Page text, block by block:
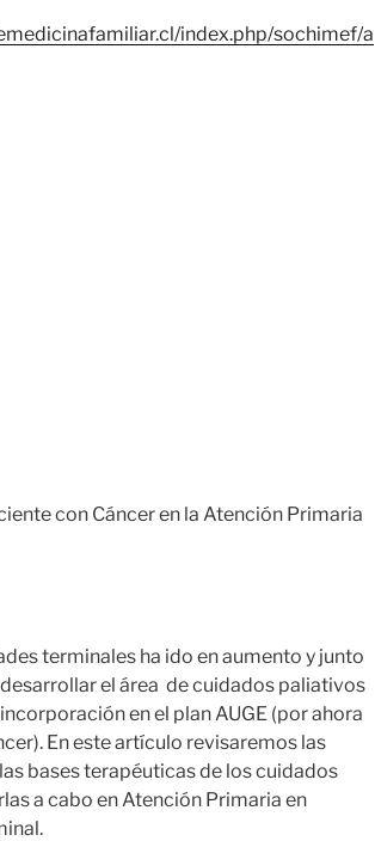
index.php/sochimef/a
con Cáncer en la Atención Primaria
terminales ha ido en aumento y junto
el área de cuidados paliativos
en el plan AUGE (por ahora
En este artículo revisaremos las
bases terapéuticas de los cuidados
a cabo en Atención Primaria en